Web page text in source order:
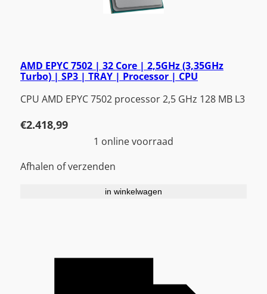
AMD EPYC 7502 | 32 Core | 2,5GHz (3,35GHz
Turbo) | SP3 | TRAY | Processor | CPU
CPU AMD EPYC 7502 processor 2,5 GHz 128 MB L3
€2.418,99
1 online voorraad
Afhalen of verzenden
in winkelwagen